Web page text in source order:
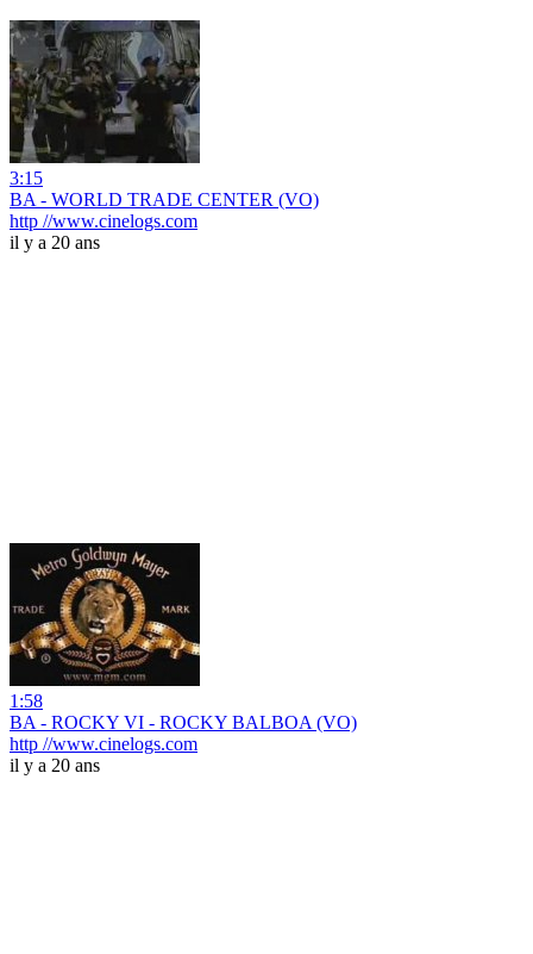
3:15
BA - WORLD TRADE CENTER (VO)
http //www.cinelogs.com
il y a 20 ans
1:58
BA - ROCKY VI - ROCKY BALBOA (VO)
http //www.cinelogs.com
il y a 20 ans